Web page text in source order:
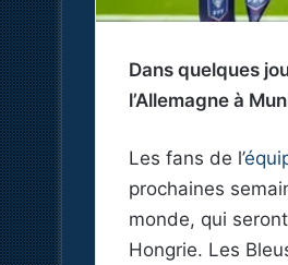
Dans quelques
l’Allemagne à
Les fans de l’
prochaines
monde, qui
Hongrie. Les